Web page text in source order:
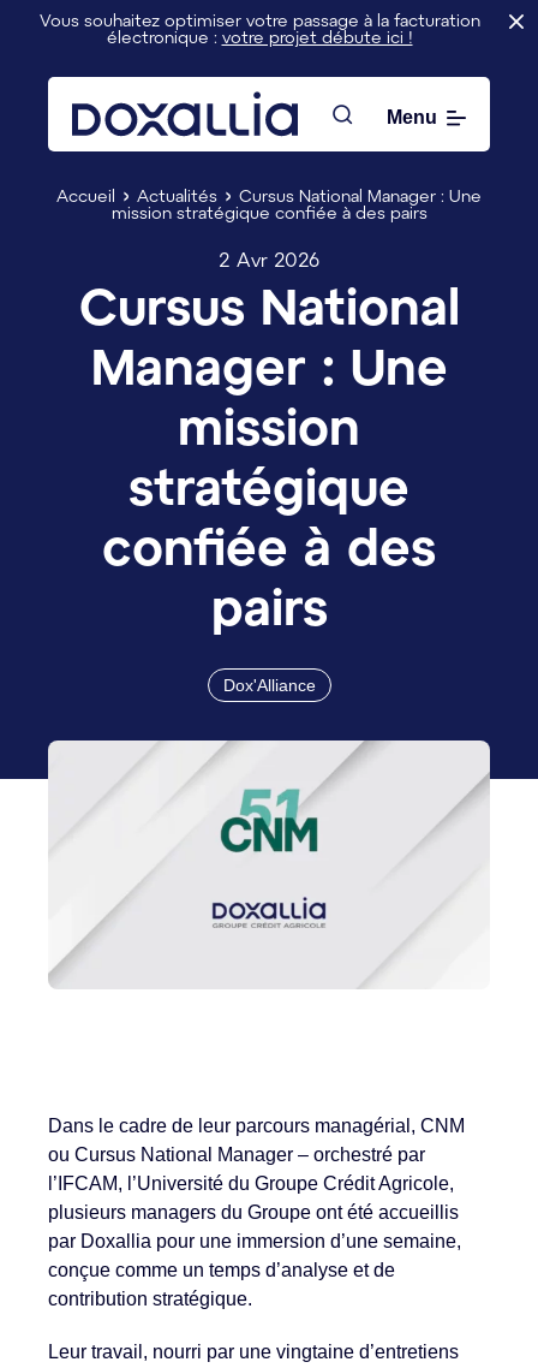
Vous souhaitez optimiser votre passage à la facturation
électronique : votre projet débute ici !
Menu
Accueil
Actualités
Cursus National Manager : Une
mission stratégique confiée à des pairs
2 Avr 2026
Cursus National
Manager : Une
mission
stratégique
confiée à des
pairs
Dox'Alliance
Dans le cadre de leur parcours managérial, CNM
ou Cursus National Manager – orchestré par
l’IFCAM, l’Université du Groupe Crédit Agricole,
plusieurs managers du Groupe ont été accueillis
par Doxallia pour une immersion d’une semaine,
conçue comme un temps d’analyse et de
contribution stratégique.
Leur travail, nourri par une vingtaine d’entretiens